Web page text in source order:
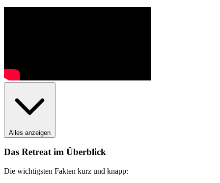
Alles anzeigen
Das Retreat im Überblick
Die wichtigsten Fakten kurz und knapp: